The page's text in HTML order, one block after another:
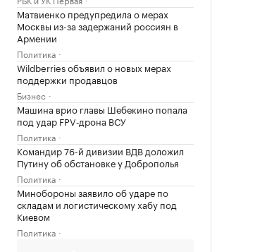
Матвиенко предупредила о мерах
Москвы из-за задержаний россиян в
Армении
Политика
Wildberries объявил о новых мерах
поддержки продавцов
Бизнес
Машина врио главы Шебекино попала
под удар FPV‑дрона ВСУ
Политика
Командир 76-й дивизии ВДВ доложил
Путину об обстановке у Доброполья
Политика
Минобороны заявило об ударе по
складам и логистическому хабу под
Киевом
Политика